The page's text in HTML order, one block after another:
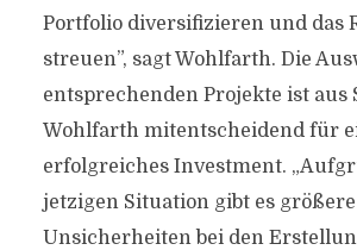
Portfolio diversifizieren und das
streuen”, sagt Wohlfarth. Die
entsprechenden Projekte ist aus
Wohlfarth mitentscheidend für
erfolgreiches Investment.
jetzigen Situation gibt es größere
Unsicherheiten bei den